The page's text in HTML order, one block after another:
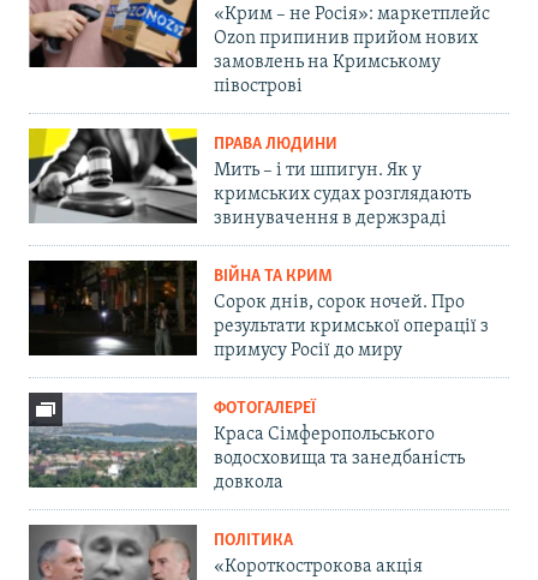
«Крим – не Росія»: маркетплейс
Ozon припинив прийом нових
замовлень на Кримському
півострові
ПРАВА ЛЮДИНИ
Мить – і ти шпигун. Як у
кримських судах розглядають
звинувачення в держзраді
ВІЙНА ТА КРИМ
Сорок днів, сорок ночей. Про
результати кримської операції з
примусу Росії до миру
ФОТОГАЛЕРЕЇ
Краса Сімферопольського
водосховища та занедбаність
довкола
ПОЛІТИКА
«Короткострокова акція